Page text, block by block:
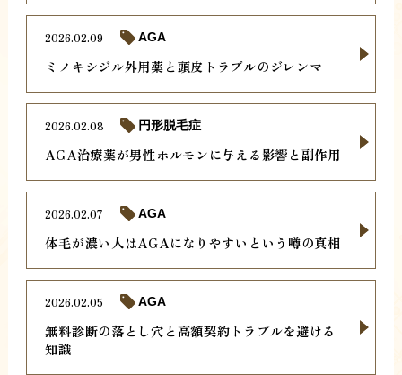
ミノキシジル外用薬と頭皮トラブルのジレンマ
2026.02.09 AGA
AGA治療薬が男性ホルモンに与える影響と副作用
2026.02.08 円形脱毛症
体毛が濃い人はAGAになりやすいという噂の真相
2026.02.07 AGA
無料診断の落とし穴と高額契約トラブルを避ける
知識
2026.02.05 AGA